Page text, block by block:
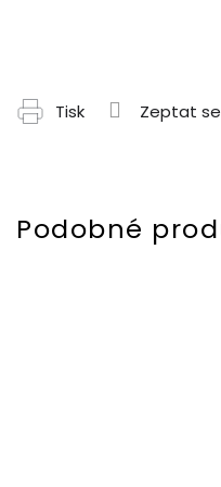
Tisk Zeptat se